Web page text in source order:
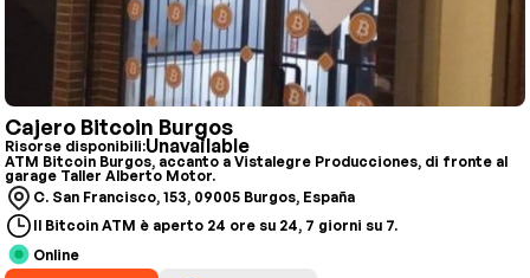
Cajero Bitcoin Burgos
Risorse disponibili:Unavailable
ATM Bitcoin Burgos, accanto a Vistalegre Producciones, di fronte al
garage Taller Alberto Motor.
C. San Francisco, 153, 09005 Burgos, España
Il Bitcoin ATM è aperto 24 ore su 24, 7 giorni su 7.
Online